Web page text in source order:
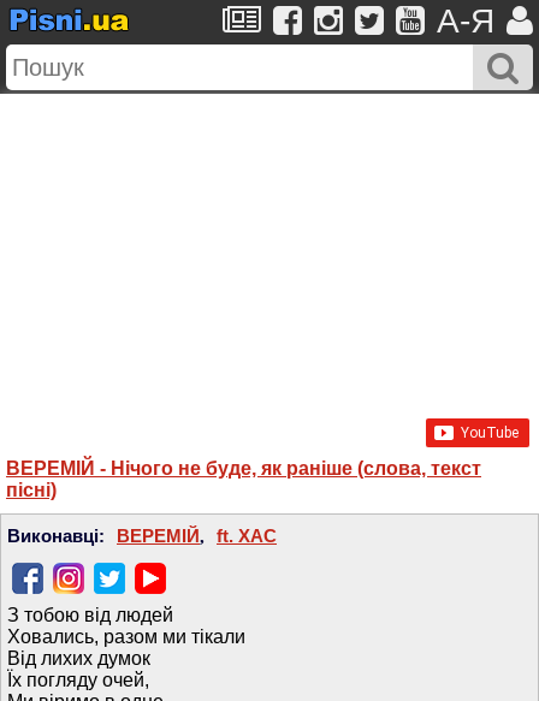
A-Я
ВЕРЕМІЙ - Нічого не буде, як раніше (слова, текст
пісні)
Виконавці: ВЕРЕМІЙ , ft. ХАС
З тобою від людей
Ховались, разом ми тікали
Від лихих думок
Їх погляду очей,